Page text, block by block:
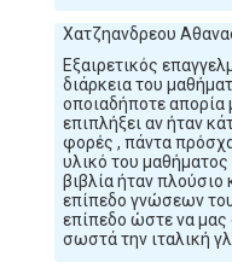
Χατζηανδρεου
Εξαιρετικός
διάρκεια του
οποιαδήποτε απορία
επιπλήξει αν ήταν
φορές , πάντα
υλικό του
βιβλία ήταν πλούσιο
επίπεδο γνώσεων
επίπεδο ώστε να μας
σωστά την ιταλική